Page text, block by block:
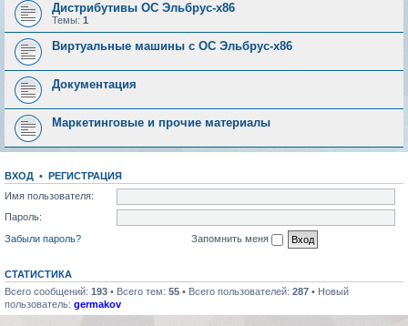
Дистрибутивы ОС Эльбрус-x86
Темы: 1
Виртуальные машины с ОС Эльбрус-x86
Документация
Маркетинговые и прочие материалы
ВХОД • РЕГИСТРАЦИЯ
Имя пользователя:
Пароль:
Забыли пароль?
Запомнить меня
СТАТИСТИКА
Всего сообщений: 193 • Всего тем: 55 • Всего пользователей: 287 • Новый
пользователь: germakov